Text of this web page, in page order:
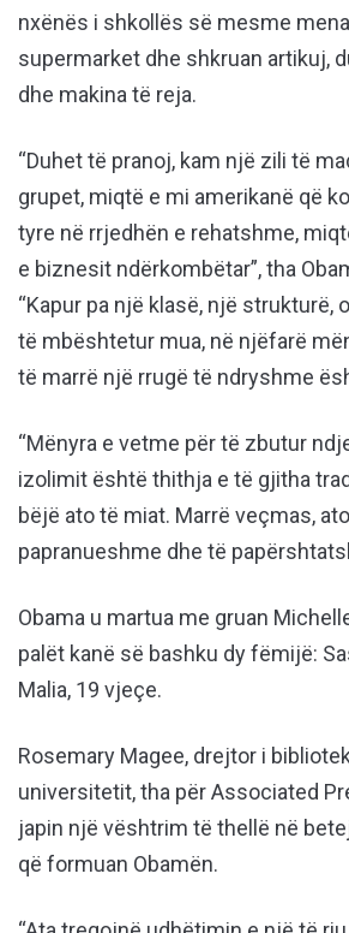
nxënës i shkollës së mesme
supermarket dhe shkruan artikuj,
dhe makina të reja.
“Duhet të pranoj, kam një zili të
grupet, miqtë e mi amerikanë që
tyre në rrjedhën e rehatshme,
e biznesit ndërkombëtar”, tha
“Kapur pa një klasë, një strukturë,
të mbështetur mua, në njëfarë
të marrë një rrugë të ndryshme
“Mënyra e vetme për të zbutur
izolimit është thithja e të gjitha
bëjë ato të miat. Marrë veçmas,
papranueshme dhe të
Obama u martua me gruan
palët kanë së bashku dy fëmijë:
Malia, 19 vjeçe.
Rosemary Magee, drejtor i
universitetit, tha për Associated
japin një vështrim të thellë në
që formuan Obamën.